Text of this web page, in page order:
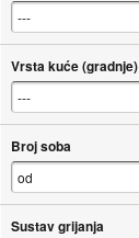
Vrsta kuće (gradnje)
Broj soba
Sustav grijanja